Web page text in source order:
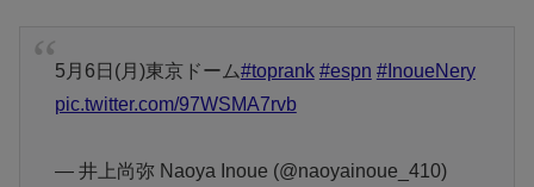
5月6日(月)東京ドーム#toprank #espn #InoueNery
pic.twitter.com/97WSMA7rvb
— 井上尚弥 Naoya Inoue (@naoyainoue_410)